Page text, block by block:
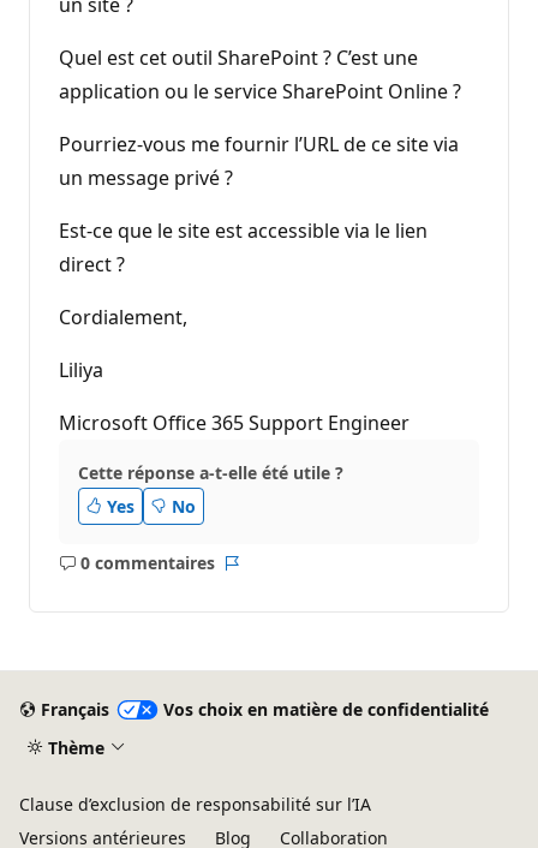
Quel est cet outil SharePoint ? C’est une
application ou le service SharePoint Online ?
Pourriez-vous me fournir l’URL de ce site via
un message privé ?
Est-ce que le site est accessible via le lien
direct ?
Cordialement,
Liliya
Microsoft Office 365 Support Engineer
Cette réponse a-t-elle été utile ?
Yes
No
0 commentaires
Aucun
Français
Vos choix en matière de confidentialité
Thème
Clause d’exclusion de responsabilité sur l’IA
Versions antérieures
Blog Collaboration